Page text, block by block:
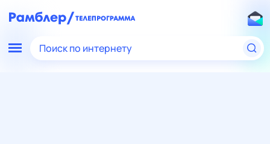
Поиск по интернету